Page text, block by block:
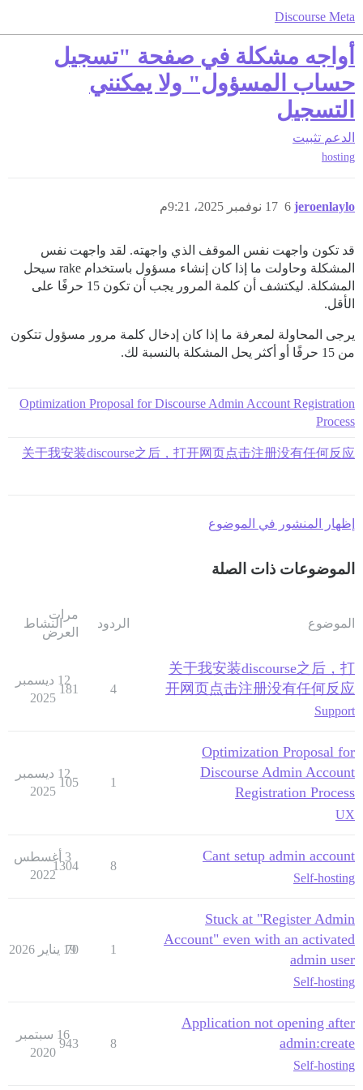
Discourse Meta
أواجه مشكلة في صفحة "تسجيل
حساب المسؤول" ولا يمكنني
التسجيل
الدعم تثبيت
hosting
jeroenlaylo 17 نوفمبر 2025، 9:21م 6
قد تكون واجهت نفس الموقف الذي واجهته. لقد واجهت نفس
المشكلة وحاولت ما إذا كان إنشاء مسؤول باستخدام rake سيحل
المشكلة. ليكتشف أن كلمة المرور يجب أن تكون 15 حرفًا على
الأقل.
يرجى المحاولة لمعرفة ما إذا كان إدخال كلمة مرور مسؤول تتكون
من 15 حرفًا أو أكثر يحل المشكلة بالنسبة لك.
Optimization Proposal for Discourse Admin Account Registration
Process
关于我安装discourse之后，打开网页点击注册没有任何反应
إظهار المنشور في الموضوع
الموضوعات ذات الصلة
الموضوع الردود
مرات
العرض
النشاط
关于我安装discourse之后，打
开网页点击注册没有任何反应
Support
4
181
12 ديسمبر
2025
Optimization Proposal for
Discourse Admin Account
Registration Process
UX
1
105
12 ديسمبر
2025
Cant setup admin account
Self-hosting
8
1304
3 أغسطس
2022
Stuck at "Register Admin
Account" even with an activated
admin user
Self-hosting
1
70
19 يناير 2026
Application not opening after
admin:create
Self-hosting
8
943
16 سبتمبر
2020